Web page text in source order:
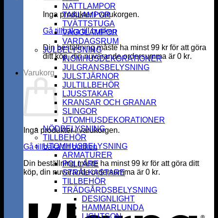
Inga produkter i varukorgen.
Gå tillbaka till butiken
Din beställning måste ha minst99 kr för att göra
ditt köp, din nuvarande ordersumma är 0 kr.
Varukorg
Inga produkter i varukorgen.
Gå tillbaka till butiken
Din beställning måste ha minst99 kr för att göra ditt
köp, din nuvarande ordersumma är 0 kr.
NATTLAMPOR
TAKLAMPOR
TVÄTTSTUGA
VÄGGLAMPOR
VARDAGSRUM
JULBELYSNING
INOMHUSDEKORATIONER
JULGRANSBELYSNING
JULSTJÄRNOR
JULTILLBEHÖR
LJUSSTAKAR
KRANSAR OCH GRANAR
SLINGOR
UTOMHUSDEKORATIONER
NÖDBELYSNING
TILLBEHÖR
UTOMHUSBELYSNING
ARMATURER
POLLARE
STRÅLKASTARE
TILLBEHÖR
TRÄDGÅRDSBELYSNING
DESIGNLIGHT
HAMMARLUNDA
LIGHTSON